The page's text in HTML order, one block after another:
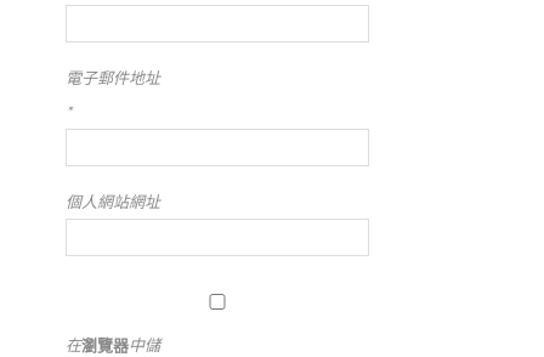
電子郵件地址
*
個人網站網址
在瀏覽器中儲